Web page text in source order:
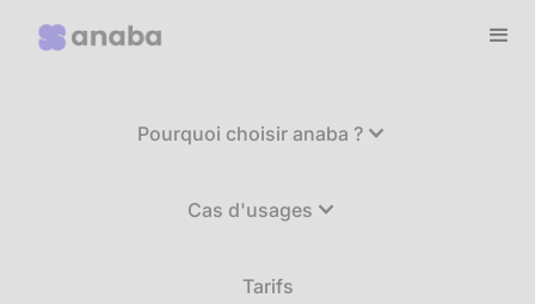
Pourquoi choisir anaba ?
Cas d'usages
Tarifs